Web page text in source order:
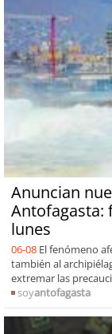
Anuncian
Antofagasta:
lunes
06-08 El fenómeno
también al
extremar las
soyantofagasta